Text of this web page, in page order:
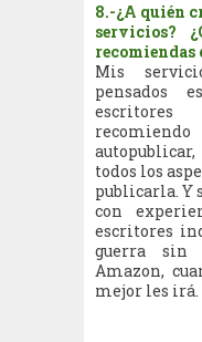
8.-¿A quién
servicios?
recomiendas
Mis
pensados
escritores
todos los
publicarla. Y
con
escritores
guerra sin
Amazon,
mejor les irá.